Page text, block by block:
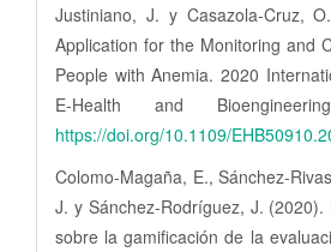
Justiniano, J. y Casazola-Cruz,
Application for the Monitoring and
People with Anemia. 2020
E-Health and
https://doi.org/10.1109/
Colomo-Magaña, E., Sánchez-
J. y Sánchez-Rodríguez, J. (2020).
sobre la gamificación de la